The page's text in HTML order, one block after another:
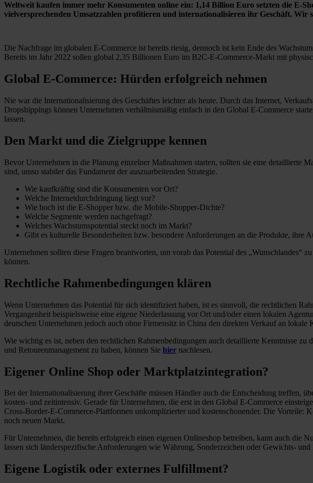
Weltweit kaufen immer mehr Konsumenten online ein: 1,14 Billion Euro setzten die E-
vielversprechenden Umsatzzahlen profitieren und internationalisieren ihr Geschäft.
Die Nachfrage im globalen E-Commerce ist bereits riesig, dennoch ist kein Ende des
Bereits im Jahr 2022 sollen global 2,35 Billionen Euro im B2C-E-Commerce-Markt mit
Global E-Commerce: Hürden erfolgreich nehmen
Nie war die Internationalisierung des Geschäftes leichter als heute. Durch das Internet,
Dropshippings können Unternehmen verhältnismäßig einfach in den Global E-Commerce
lassen.
Den Markt und die Zielgruppe kennen
Bevor Unternehmen in die Planung einzelner Maßnahmen starten, sollten sie eine detaillierte
sind, umso stabiler das Fundament der auszuarbeitenden Strategie.
Wie kaufkräftig sind die Konsumenten vor Ort?
Welche Internetdurchdringung liegt vor?
Wie hoch ist die E-Shopper bzw. die Mobile-Shopper-Dichte?
Welche Segmente werden nachgefragt?
Welches Wachstumspotential steckt noch im Markt?
Gibt es kulturelle Besonderheiten bzw. besondere Anforderungen an die Produkte, ihre
Unternehmen sollten diese Fragen beantworten, um vorab das Potential des
können.
Rechtliche Rahmenbedingungen klären
Wenn Unternehmen das Potential für sich identifiziert haben, ist es sinnvoll, die rechtlichen
Vergangenheit beispielsweise eine eigene Niederlassung vor Ort und/oder einen lokalen
deutschen Unternehmen jedoch auch ohne Firmensitz in China den direkten Verkauf an lokale
Wie wichtig es ist, neben den rechtlichen Rahmenbedingungen auch detaillierte Kenntnisse
und Retourenmanagement zu haben, können Sie hier nachlesen.
Eigener Online Shop oder Marktplatzintegration?
Bei der Internationalisierung ihrer Geschäfte müssen Händler auch die Entscheidung treffen,
kosten- und zeitintensiv. Gerade für Unternehmen, die erst in den Global E-Commerce
Cross-Border-E-Commerce-Plattformen unkomplizierter und kostenschonender. Die Vorteile:
noch neuen Markt.
Für Unternehmen, die bereits erfolgreich einen eigenen Onlineshop betreiben, kann auch die
lassen sich länderspezifische Anforderungen wie Währung, Sonderzeichen oder Gewichts-
Eigene Logistik oder externes Fulfillment?